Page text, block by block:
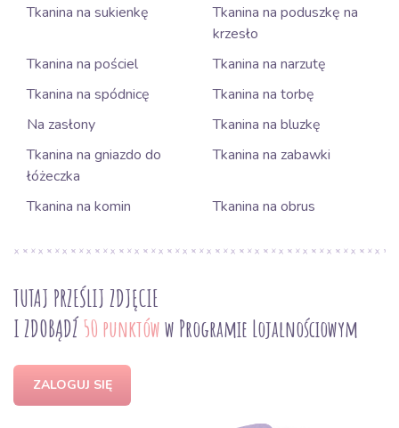
Tkanina na sukienkę
Tkanina na poduszkę na
krzesło
Tkanina na pościel
Tkanina na narzutę
Tkanina na spódnicę
Tkanina na torbę
Na zasłony
Tkanina na bluzkę
Tkanina na gniazdo do
łóżeczka
Tkanina na zabawki
Tkanina na komin Tkanina na obrus
TUTAJ PRZEŚLIJ ZDJĘCIE
I ZDOBĄDŹ 50 punktóww Programie Lojalnościowym
ZALOGUJ SIĘ